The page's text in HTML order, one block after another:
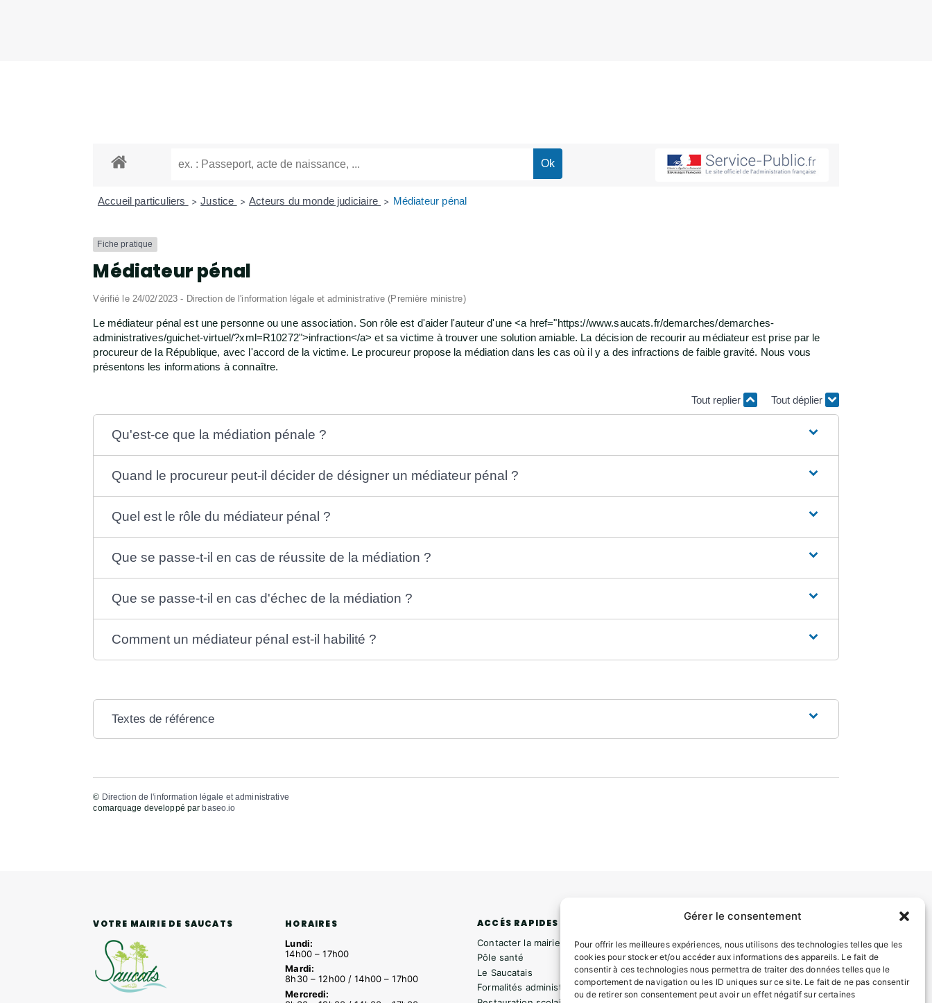
Gérer le consentement
Pour offrir les meilleures expériences, nous utilisons des technologies telles que les
cookies pour stocker et/ou accéder aux informations des appareils. Le fait de
consentir à ces technologies nous permettra de traiter des données telles que le
comportement de navigation ou les ID uniques sur ce site. Le fait de ne pas consentir
ou de retirer son consentement peut avoir un effet négatif sur certaines
Accueil particuliers > Justice > Acteurs du monde judiciaire > Médiateur pénal
Fiche pratique
Médiateur pénal
Vérifié le 24/02/2023 - Direction de l'information légale et administrative (Première ministre)
Le médiateur pénal est une personne ou une association. Son rôle est d'aider l'auteur d'une <a href="https://www.saucats.fr/demarches/demarches-
administratives/guichet-virtuel/?xml=R10272">infraction</a> et sa victime à trouver une solution amiable. La décision de recourir au médiateur est prise par le
procureur de la République, avec l'accord de la victime. Le procureur propose la médiation dans les cas où il y a des infractions de faible gravité. Nous vous
présentons les informations à connaître.
Tout replier Tout déplier
Qu'est-ce que la médiation pénale ?
Quand le procureur peut-il décider de désigner un médiateur pénal ?
Quel est le rôle du médiateur pénal ?
Que se passe-t-il en cas de réussite de la médiation ?
Que se passe-t-il en cas d'échec de la médiation ?
Comment un médiateur pénal est-il habilité ?
Textes de référence
© Direction de l'information légale et administrative
comarquage developpé par baseo.io
VOTRE MAIRIE DE SAUCATS HORAIRES
Lundi:
14h00 – 17h00
Mardi:
8h30 – 12h00 / 14h00 – 17h00
Mercredi:
ACCÉS RAPIDES
Contacter la mairie
Pôle santé
Le Saucatais
Formalités administratives
INFORMATIONS LÉGALES
Mentions légales
Politique de confidentialité
Plan du site